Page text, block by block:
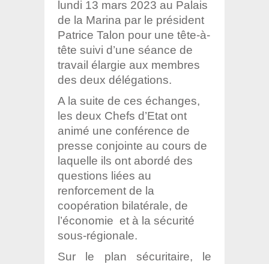
lundi 13 mars 2023 au Palais
de la Marina par le président
Patrice Talon pour une tête-à-
tête suivi d’une séance de
travail élargie aux membres
des deux délégations.
A la suite de ces échanges,
les deux Chefs d’Etat ont
animé une conférence de
presse conjointe au cours de
laquelle ils ont abordé des
questions liées au
renforcement de la
coopération bilatérale, de
l’économie et à la sécurité
sous-régionale.
Sur le plan sécuritaire, le